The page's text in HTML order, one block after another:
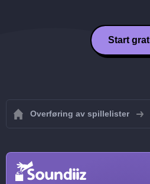
Start
Overføring av spillelister